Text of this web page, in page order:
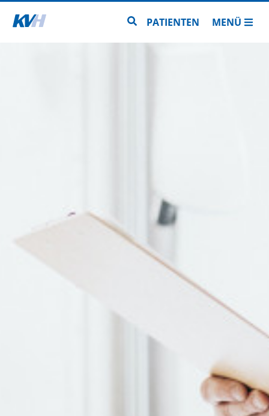
Zur Startseite Zur Seitensuche
PATIENTEN MENÜ